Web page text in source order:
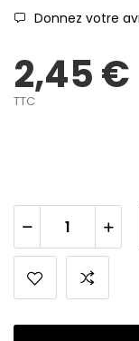
Donnez votre
2,45 €
TTC